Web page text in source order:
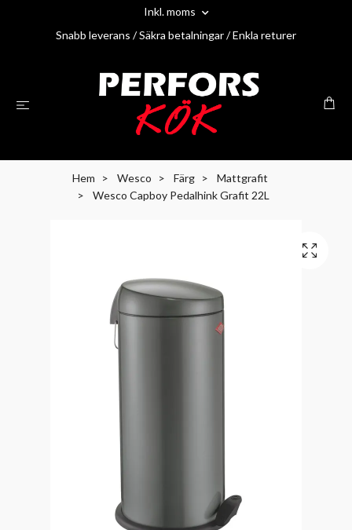
Inkl. moms
Snabb leverans / Säkra betalningar / Enkla returer
Hem Wesco Färg
Mattgrafit
Wesco Capboy Pedalhink Grafit 22L